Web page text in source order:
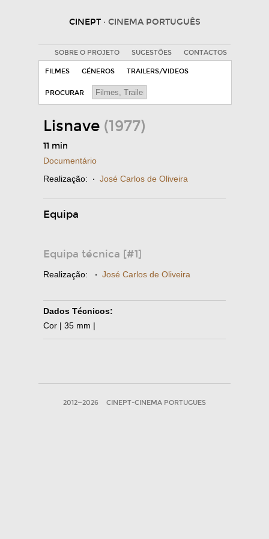
CINEPT · CINEMA PORTUGUÊS
SOBRE O PROJETO SUGESTÕES CONTACTOS
FILMES GÉNEROS TRAILERS/VIDEOS
PROCURAR
Lisnave (1977)
11 min
Documentário
Realização: · José Carlos de Oliveira
Equipa
Equipa técnica [#1]
Realização: · José Carlos de Oliveira
Dados Técnicos:
Cor | 35 mm |
2012—2026 CINEPT-CINEMA PORTUGUES